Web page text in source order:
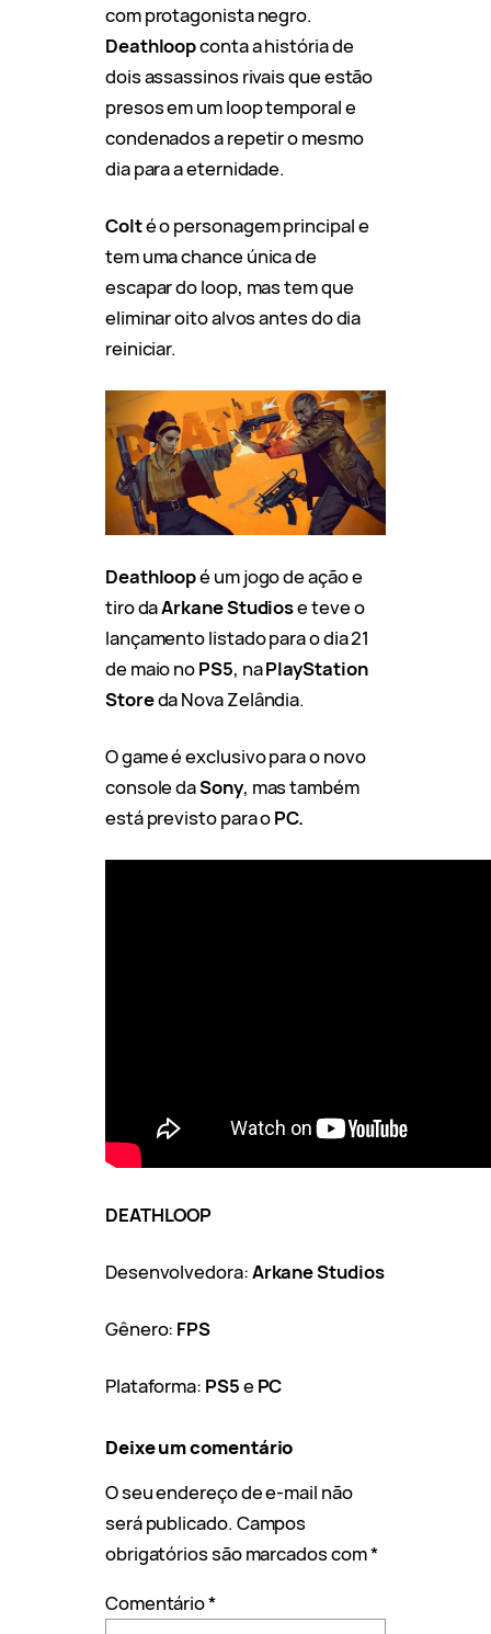
com protagonista negro.
Deathloopconta a história de
dois assassinos rivais que estão
presos em um loop temporal e
condenados a repetir o mesmo
dia para a eternidade.
Colté o personagem principal e
tem uma chance única de
escapar do loop, mas tem que
eliminar oito alvos antes do dia
reiniciar.
Deathloopé um jogo de ação e
tiro daArkane Studiose teve o
lançamento listado para o dia 21
de maio noPS5, naPlayStation
Storeda Nova Zelândia.
O game é exclusivo para o novo
console daSony, mas também
está previsto para oPC.
DEATHLOOP
Desenvolvedora:Arkane Studios
Gênero: FPS
Plataforma: PS5ePC
Deixe um comentário
O seu endereço de e-mail não
será publicado. Campos
obrigatórios são marcados com*
Comentário*